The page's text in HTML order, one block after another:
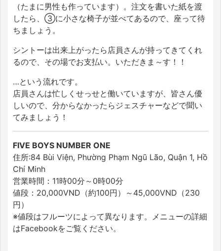
（たまに男性も作っています）。注文を書いた紙を渡
したら、③に小さな椅子が並べてあるので、座って待
ちましょう。
シントーは出来上がったら店員さんが持ってきてくれ
るので、その場でお支払い。いただきま～す！！
…という流れです。
店員さんは忙しくせっせと働いていますが、皆さん優
しいので、分からなかったらジェスチャーなどで聞い
てみましょう！
FIVE BOYS NUMBER ONE
住所:84 Bùi Viện, Phường Phạm Ngũ Lão, Quận 1, Hồ
Chí Minh
営業時間：11時00分～0時00分
値段：20,000VND（約100円）～45,000VND（230
円）
※値段はフルーツによって異なります。メニューの詳細
はFacebookをご覧ください。